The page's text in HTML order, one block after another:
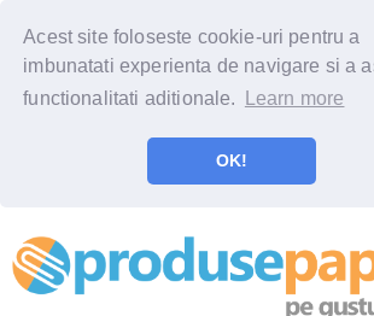
Acest site foloseste cookie-uri pentru a
imbunatati experienta de navigare si a
functionalitati aditionale.
Learn more
OK!